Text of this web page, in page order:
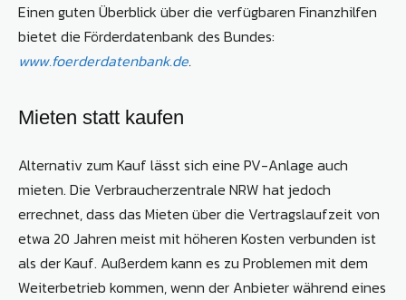
Einen guten Überblick über die verfügbaren Finanzhilfen
bietet die Förderdatenbank des Bundes:
www.foerderdatenbank.de.
Mieten statt kaufen
Alternativ zum Kauf lässt sich eine PV-Anlage auch
mieten. Die Verbraucherzentrale NRW hat jedoch
errechnet, dass das Mieten über die Vertragslaufzeit von
etwa 20 Jahren meist mit höheren Kosten verbunden ist
als der Kauf. Außerdem kann es zu Problemen mit dem
Weiterbetrieb kommen, wenn der Anbieter während eines